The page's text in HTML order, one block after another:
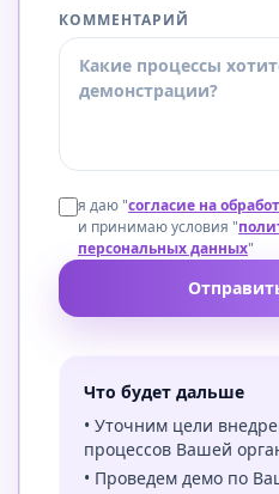
КОММЕНТАРИЙ
я даю "cогласие на
и принимаю условия "
персональных данных"
Что будет дальше
• Уточним цели
процессов Вашей
• Проведем демо по